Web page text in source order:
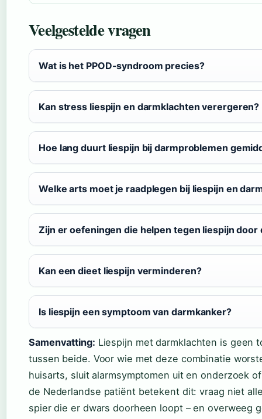
Veelgestelde vragen
Wat is het PPOD-syndroom precies?
Kan stress liespijn en darmklachten verergeren?
Hoe lang duurt liespijn bij darmproblemen
Welke arts moet je raadplegen bij liespijn en
Zijn er oefeningen die helpen tegen liespijn door
Kan een dieet liespijn verminderen?
Is liespijn een symptoom van darmkanker?
Samenvatting: Liespijn met darmklachten is geen
tussen beide. Voor wie met deze combinatie
huisarts, sluit alarmsymptomen uit en onderzoek
de Nederlandse patiënt betekent dit: vraag niet
spier die er dwars doorheen loopt – en overweeg